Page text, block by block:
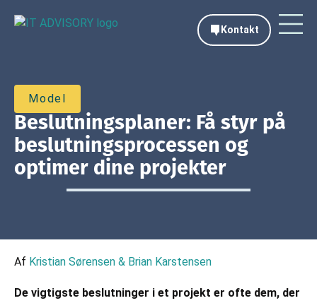
Kontakt
Model
Beslutningsplaner: Få styr på
beslutningsprocessen og
optimer dine projekter
Af Kristian Sørensen & Brian Karstensen
De vigtigste beslutninger i et projekt er ofte dem, der